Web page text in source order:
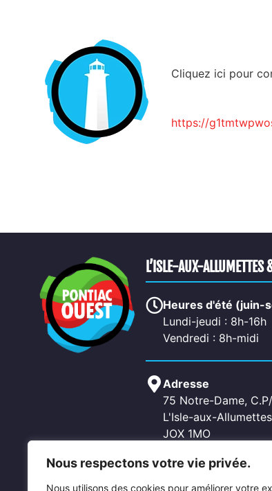
Nous respectons votre vie privée.
Nous utilisons des cookies pour améliorer votre
Cliquez ici pour
https://
L’ISLE-AUX-ALLUMETTES
Heures d'été (juin-
Lundi-jeudi : 8h-16h
Vendredi : 8h-midi
Adresse
75 Notre-Dame,
L'Isle-aux-
JOX 1MO